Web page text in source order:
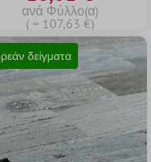
ανά Φύλλο(α)
( = 107,63 €)
δείγματα